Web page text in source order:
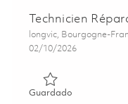
Technicien
Ubicación
longvic, Bourgogne-
Posted Date
02/10/2026
GuardadoGuardado